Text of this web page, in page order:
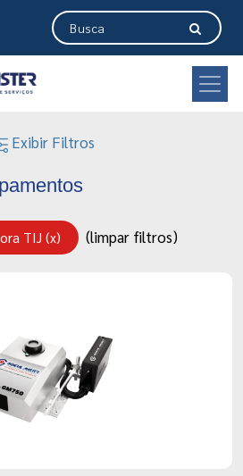
Exibir Filtros
TIJ (x) (limpar filtros)